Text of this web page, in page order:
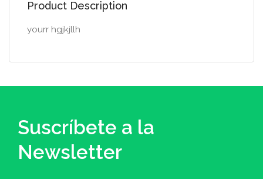
Product Description
yourr hgjkjllh
Suscríbete a la
Newsletter